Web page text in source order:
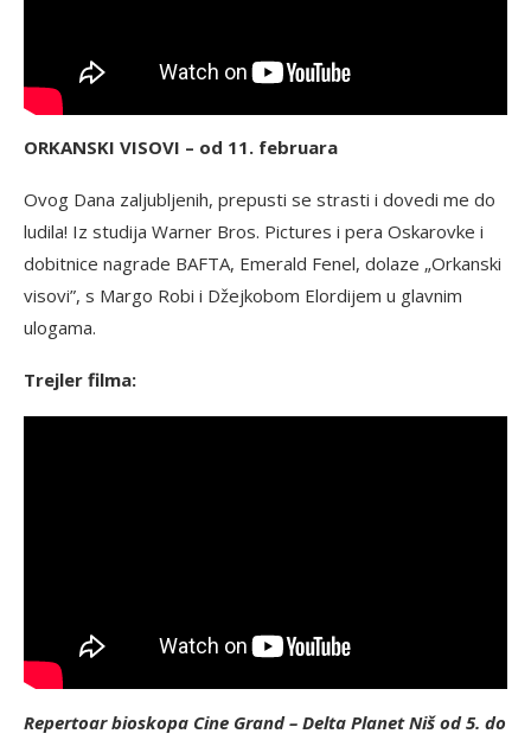
ORKANSKI VISOVI – od 11. februara
Ovog Dana zaljubljenih, prepusti se strasti i dovedi me do
ludila! Iz studija Warner Bros. Pictures i pera Oskarovke i
dobitnice nagrade BAFTA, Emerald Fenel, dolaze „Orkanski
visovi”, s Margo Robi i Džejkobom Elordijem u glavnim
ulogama.
Trejler filma:
Repertoar bioskopa Cine Grand – Delta Planet Niš od 5. do